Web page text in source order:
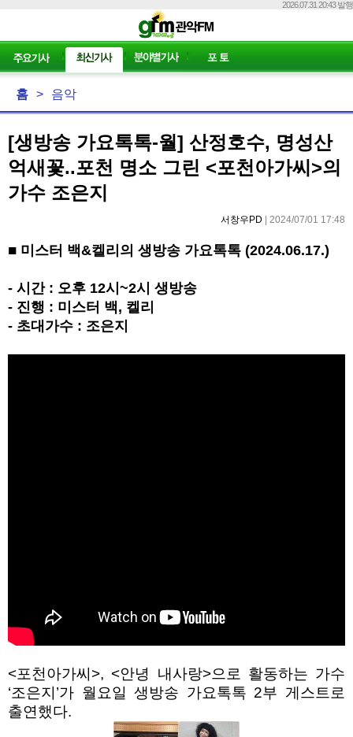
2026.07.31 20:43 발행
홈 > 음악
[생방송 가요톡톡-월] 산정호수, 명성산
억새꽃..포천 명소 그린 <포천아가씨>의
가수 조은지
서창우PD | 2024/07/01 17:48
■ 미스터 백&켈리의 생방송 가요톡톡 (2024.06.17.)
- 시간 : 오후 12시 ~2시 생방송
- 진행 : 미스터 백, 켈리
- 초대가수 : 조은지
<포천아가씨 >, <안녕 내사랑>으로 활동하는 가수
‘조은지 ’가 월요일 생방송 가요톡톡 2부 게스트로
출연했다.